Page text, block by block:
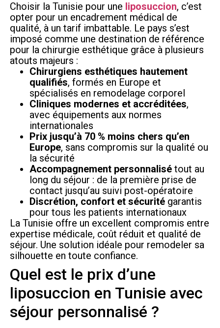
Choisir la Tunisie pour une liposuccion, c’est
opter pour un encadrement médical de
qualité, à un tarif imbattable. Le pays s’est
imposé comme une destination de référence
pour la chirurgie esthétique grâce à plusieurs
atouts majeurs :
Chirurgiens esthétiques hautement
qualifiés, formés en Europe et
spécialisés en remodelage corporel
Cliniques modernes et accréditées,
avec équipements aux normes
internationales
Prix jusqu’à 70 % moins chers qu’en
Europe, sans compromis sur la qualité ou
la sécurité
Accompagnement personnalisé tout au
long du séjour : de la première prise de
contact jusqu’au suivi post-opératoire
Discrétion, confort et sécurité garantis
pour tous les patients internationaux
La Tunisie offre un excellent compromis entre
expertise médicale, coût réduit et qualité de
séjour. Une solution idéale pour remodeler sa
silhouette en toute confiance.
Quel est le prix d’une
liposuccion en Tunisie avec
séjour personnalisé ?